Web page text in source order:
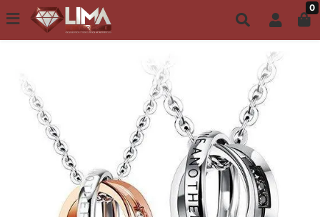
Todo site até 6X s/ juros | Frete Grátis a partir de R$149,00 0
ACESSÓRIOS CASAIS